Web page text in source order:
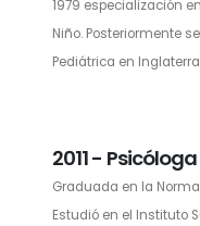
1979 especialización
Niño. Posteriormente
Pediátrica en
2011 -
Graduada en la
Estudió en el Instituto